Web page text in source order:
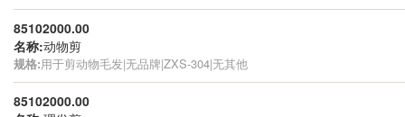
85102000.00
名称:动物剪
规格:用于剪动物毛发|无品牌|ZXS-304|无其他
85102000.00